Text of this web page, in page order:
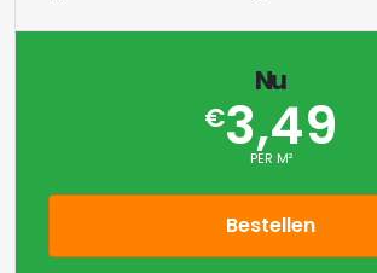
Nu
€3,49
PER M²
Bestellen